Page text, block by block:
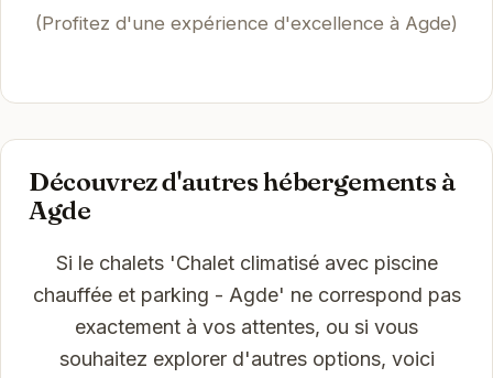
(Profitez d'une expérience d'excellence à Agde)
Découvrez d'autres hébergements à
Agde
Si le chalets 'Chalet climatisé avec piscine
chauffée et parking - Agde' ne correspond pas
exactement à vos attentes, ou si vous
souhaitez explorer d'autres options, voici